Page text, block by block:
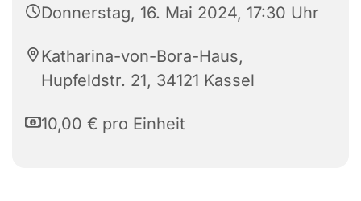
Donnerstag, 16. Mai 2024, 17:30 Uhr
Katharina-von-Bora-Haus,
Hupfeldstr. 21, 34121 Kassel
10,00 € pro Einheit